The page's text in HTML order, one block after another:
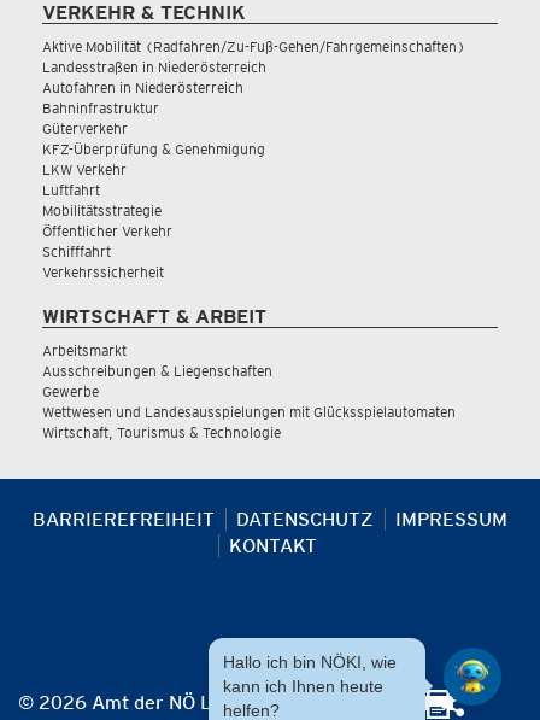
VERKEHR & TECHNIK
Aktive Mobilität (Radfahren/Zu-Fuß-Gehen/Fahrgemeinschaften)
Landesstraßen in Niederösterreich
Autofahren in Niederösterreich
Bahninfrastruktur
Güterverkehr
KFZ-Überprüfung & Genehmigung
LKW Verkehr
Luftfahrt
Mobilitätsstrategie
Öffentlicher Verkehr
Schifffahrt
Verkehrssicherheit
WIRTSCHAFT & ARBEIT
Arbeitsmarkt
Ausschreibungen & Liegenschaften
Gewerbe
Wettwesen und Landesausspielungen mit Glücksspielautomaten
Wirtschaft, Tourismus & Technologie
BARRIEREFREIHEIT DATENSCHUTZ
IMPRESSUM
KONTAKT
© 2026 Amt der NÖ Landesregierung
Hallo ich bin NÖKI, wie
kann ich Ihnen heute
helfen?